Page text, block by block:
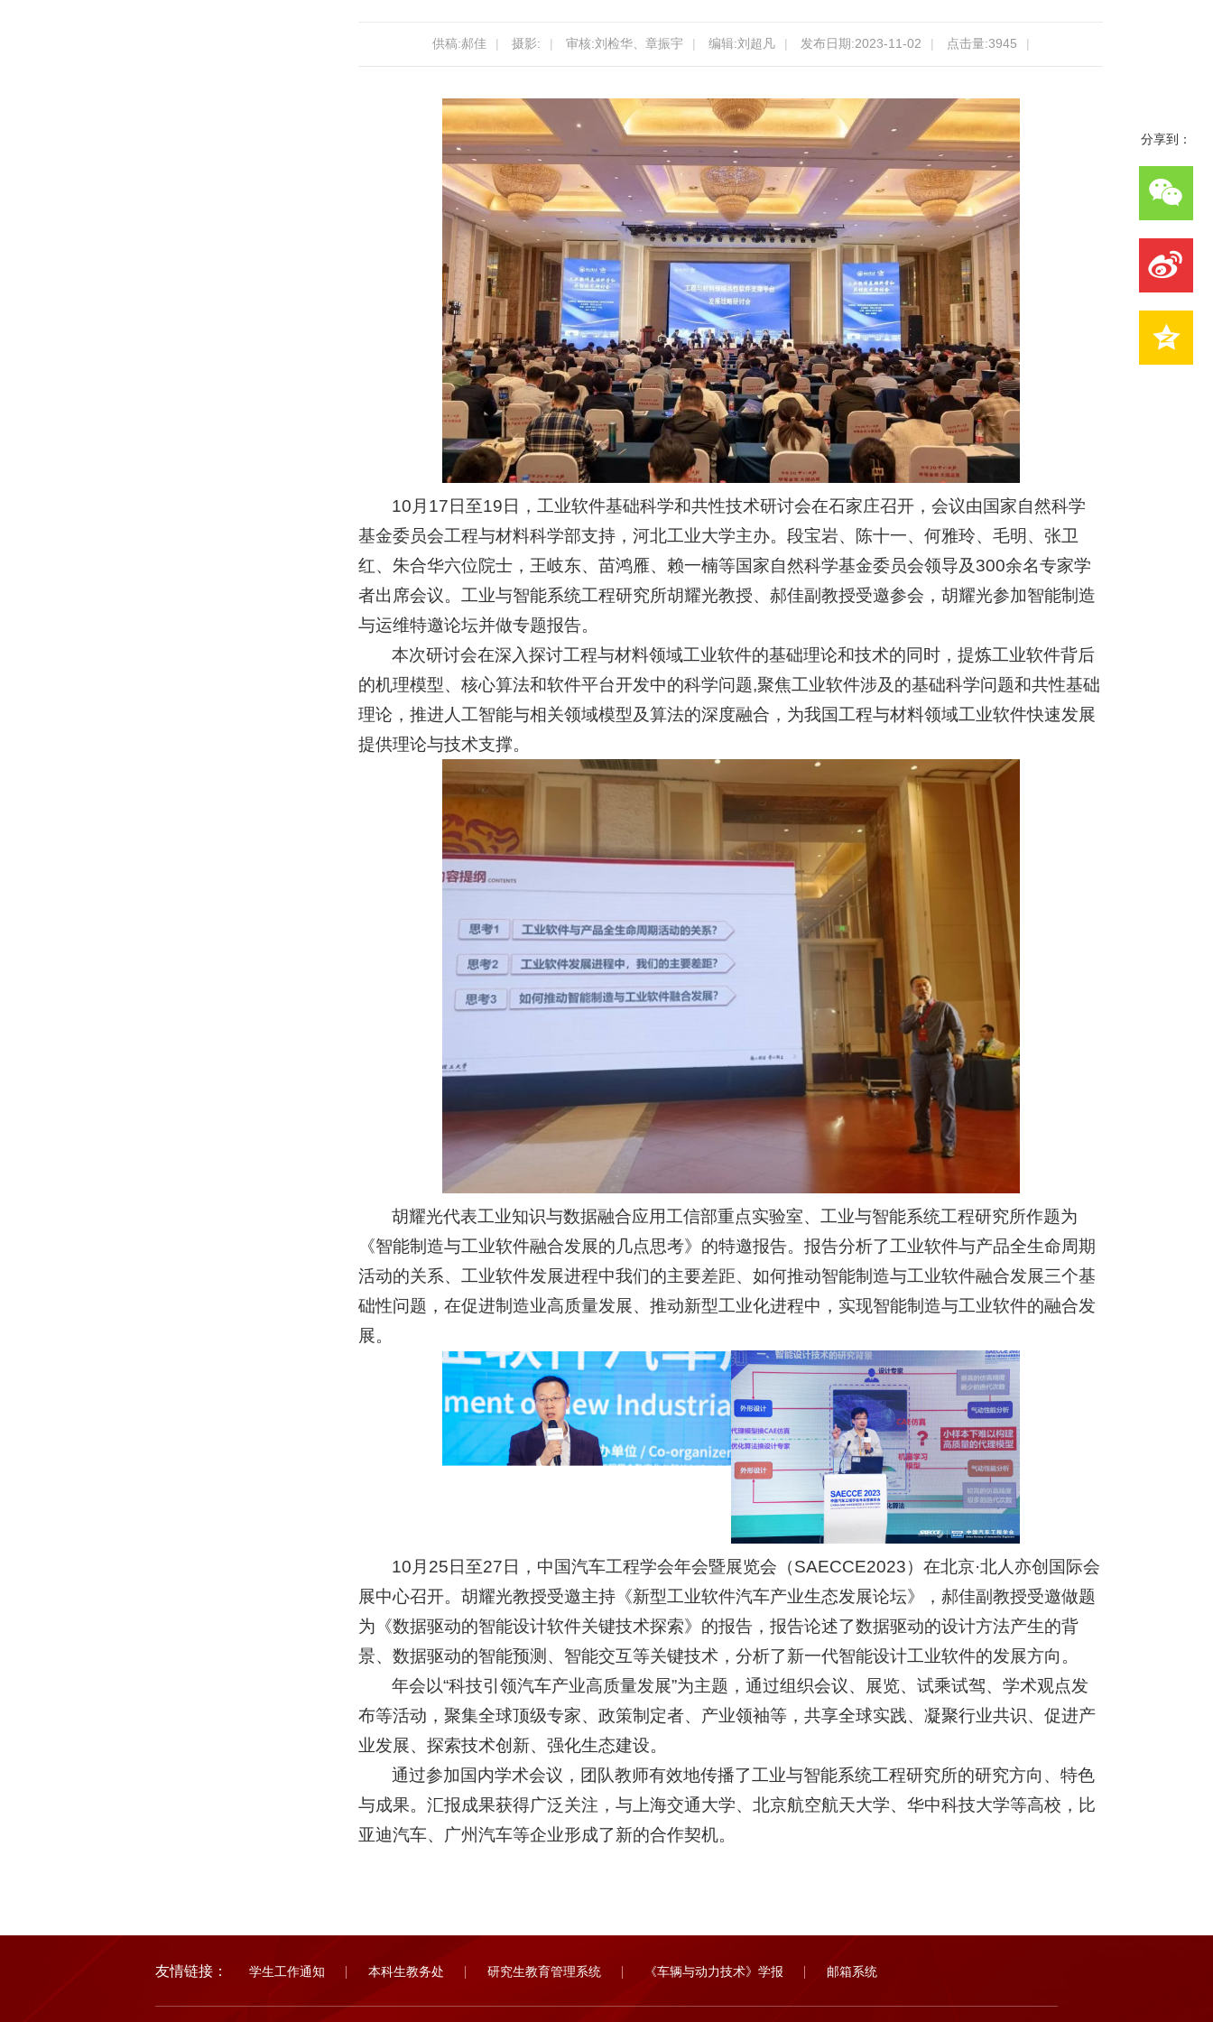
供稿:郝佳 | 摄影: | 审核:刘检华、章振宇 | 编辑:刘超凡 | 发布日期:2023-11-02 | 点击量:3945 |
10月17日至19日，工业软件基础科学和共性技术研讨会在石家庄召开，会议由国家自然科学
基金委员会工程与材料科学部支持，河北工业大学主办。段宝岩、陈十一、何雅玲、毛明、张卫
红、朱合华六位院士，王岐东、苗鸿雁、赖一楠等国家自然科学基金委员会领导及300余名专家学
者出席会议。工业与智能系统工程研究所胡耀光教授、郝佳副教授受邀参会，胡耀光参加智能制造
与运维特邀论坛并做专题报告。
本次研讨会在深入探讨工程与材料领域工业软件的基础理论和技术的同时，提炼工业软件背后
的机理模型、核心算法和软件平台开发中的科学问题,聚焦工业软件涉及的基础科学问题和共性基础
理论，推进人工智能与相关领域模型及算法的深度融合，为我国工程与材料领域工业软件快速发展
提供理论与技术支撑。
胡耀光代表工业知识与数据融合应用工信部重点实验室、工业与智能系统工程研究所作题为
《智能制造与工业软件融合发展的几点思考》的特邀报告。报告分析了工业软件与产品全生命周期
活动的关系、工业软件发展进程中我们的主要差距、如何推动智能制造与工业软件融合发展三个基
础性问题，在促进制造业高质量发展、推动新型工业化进程中，实现智能制造与工业软件的融合发
展。
10月25日至27日，中国汽车工程学会年会暨展览会（SAECCE2023）在北京·北人亦创国际会
展中心召开。胡耀光教授受邀主持《新型工业软件汽车产业生态发展论坛》，郝佳副教授受邀做题
为《数据驱动的智能设计软件关键技术探索》的报告，报告论述了数据驱动的设计方法产生的背
景、数据驱动的智能预测、智能交互等关键技术，分析了新一代智能设计工业软件的发展方向。
年会以“科技引领汽车产业高质量发展”为主题，通过组织会议、展览、试乘试驾、学术观点发
布等活动，聚集全球顶级专家、政策制定者、产业领袖等，共享全球实践、凝聚行业共识、促进产
业发展、探索技术创新、强化生态建设。
通过参加国内学术会议，团队教师有效地传播了工业与智能系统工程研究所的研究方向、特色
与成果。汇报成果获得广泛关注，与上海交通大学、北京航空航天大学、华中科技大学等高校，比
亚迪汽车、广州汽车等企业形成了新的合作契机。
分享到：
友情链接： 学生工作通知 本科生教务处 研究生教育管理系统 《车辆与动力技术》学报 邮箱系统